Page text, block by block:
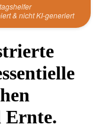
& nicht KI-generiert
Ernte.